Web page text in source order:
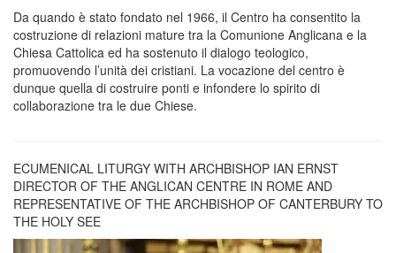
Da quando è stato fondato nel 1966, il Centro ha consentito la
costruzione di relazioni mature tra la Comunione Anglicana e la
Chiesa Cattolica ed ha sostenuto il dialogo teologico,
promuovendo l’unità dei cristiani. La vocazione del centro è
dunque quella di costruire ponti e infondere lo spirito di
collaborazione tra le due Chiese.
ECUMENICAL LITURGY WITH ARCHBISHOP IAN ERNST
DIRECTOR OF THE ANGLICAN CENTRE IN ROME AND
REPRESENTATIVE OF THE ARCHBISHOP OF CANTERBURY TO
THE HOLY SEE